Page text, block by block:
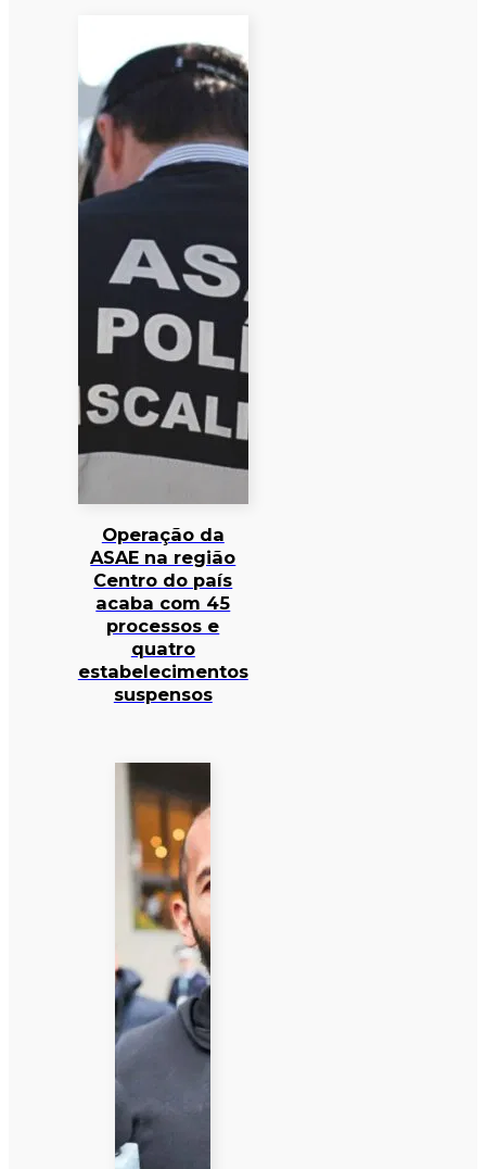
Operação da
ASAE na região
Centro do país
acaba com 45
processos e
quatro
estabelecimentos
suspensos